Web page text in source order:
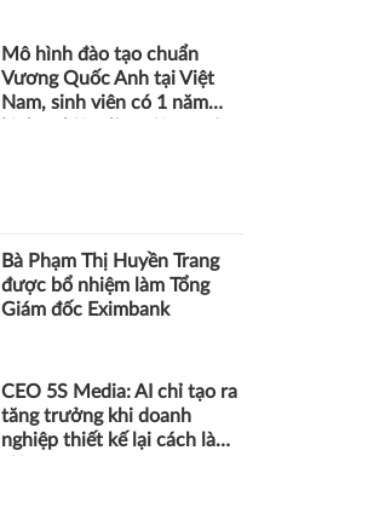
Mô hình đào tạo chuẩn
Vương Quốc Anh tại Việt
Nam, sinh viên có 1 năm
Bà Phạm Thị Huyền Trang
được bổ nhiệm làm Tổng
Giám đốc Eximbank
CEO 5S Media: AI chỉ tạo ra
tăng trưởng khi doanh
nghiệp thiết kế lại cách làm